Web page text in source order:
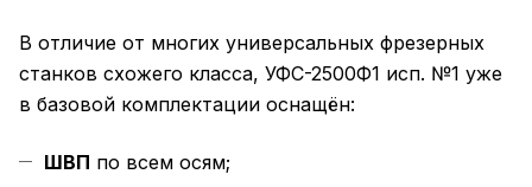
В отличие от многих универсальных фрезерных
станков схожего класса, УФС-2500Ф1 исп. №1 уже
в базовой комплектации оснащён:
ШВП по всем осям;